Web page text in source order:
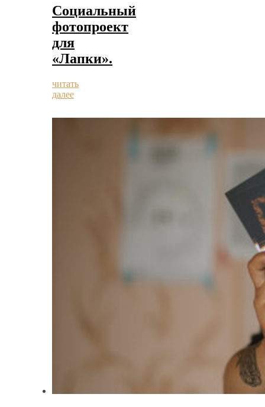
Социальный
фотопроект
для
«Лапки».
читать
далее